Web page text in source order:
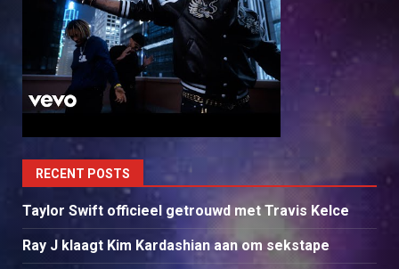
RECENT POSTS
Taylor Swift officieel getrouwd met Travis Kelce
Ray J klaagt Kim Kardashian aan om sekstape